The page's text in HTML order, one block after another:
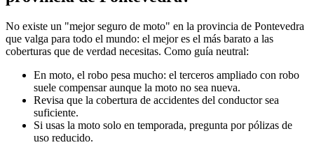
No existe un "mejor seguro de moto" en la provincia de Pontevedra
que valga para todo el mundo: el mejor es el más barato a las
coberturas que de verdad necesitas. Como guía neutral:
En moto, el robo pesa mucho: el terceros ampliado con robo
suele compensar aunque la moto no sea nueva.
Revisa que la cobertura de accidentes del conductor sea
suficiente.
Si usas la moto solo en temporada, pregunta por pólizas de
uso reducido.